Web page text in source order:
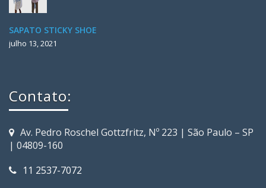
SAPATO STICKY SHOE
julho 13, 2021
Contato:
Av. Pedro Roschel Gottzfritz, Nº 223 | São Paulo – SP
| 04809-160
11 2537-7072